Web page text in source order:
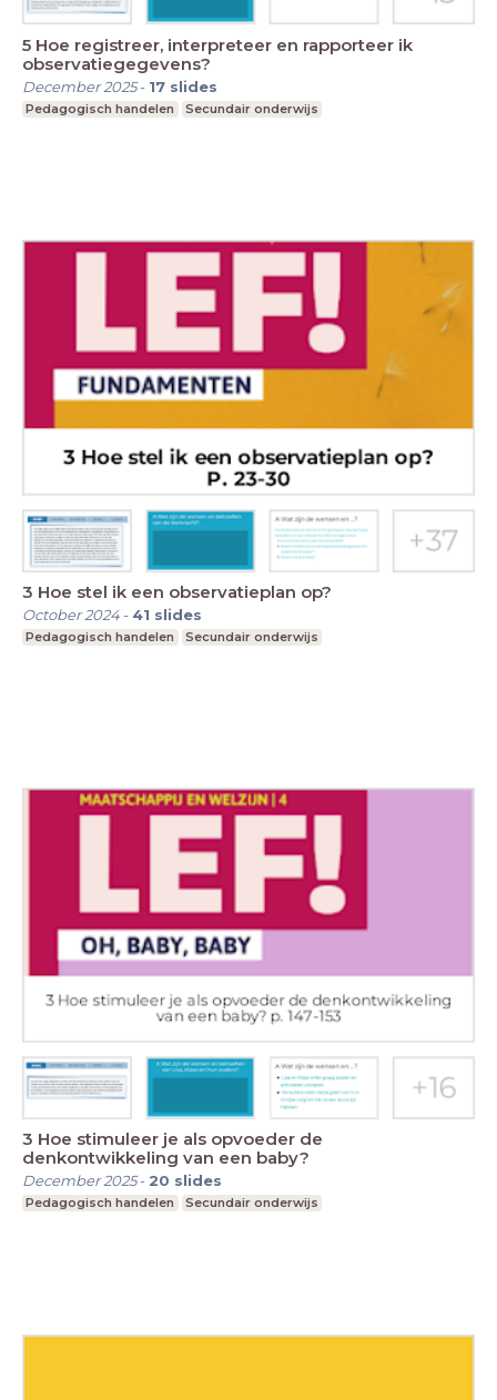
5 Hoe registreer, interpreteer en rapporteer ik
observatiegegevens?
December 2025- 17 slides
Pedagogisch handelen Secundair onderwijs
3 Hoe stel ik een observatieplan op?
October 2024- 41 slides
Pedagogisch handelen Secundair onderwijs
3 Hoe stimuleer je als opvoeder de
denkontwikkeling van een baby?
December 2025- 20 slides
Pedagogisch handelen Secundair onderwijs